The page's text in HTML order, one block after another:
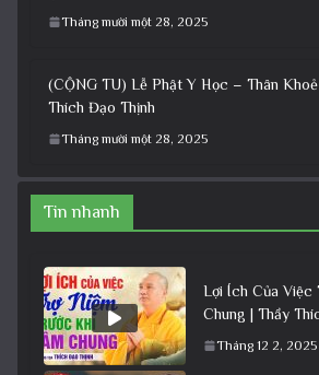
Tháng mười một 28, 2025
(CỘNG TU) Lễ Phật Y Học – Thân
Thích Đạo Thịnh
Tháng mười một 28, 2025
Tin nhanh
Lợi Ích Của Việc
Chung | Thầy
Tháng 12 2, 2025